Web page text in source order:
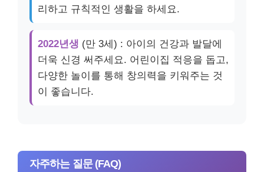
리하고 규칙적인 생활을 하세요.
2022년생 (만 3세) : 아이의 건강과 발달에
더욱 신경 써주세요. 어린이집 적응을 돕고,
다양한 놀이를 통해 창의력을 키워주는 것
이 좋습니다.
자주하는 질문 (FAQ)